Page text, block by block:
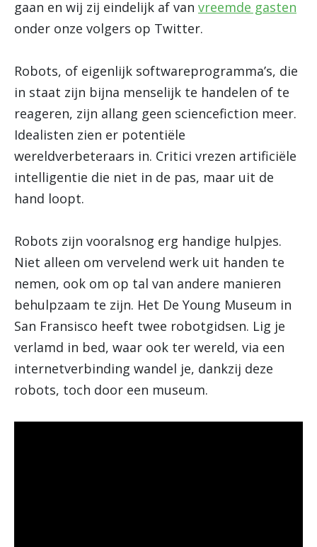
gaan en wij zij eindelijk af van vreemde gasten
onder onze volgers op Twitter.
Robots, of eigenlijk softwareprogramma’s, die
in staat zijn bijna menselijk te handelen of te
reageren, zijn allang geen sciencefiction meer.
Idealisten zien er potentiële
wereldverbeteraars in. Critici vrezen artificiële
intelligentie die niet in de pas, maar uit de
hand loopt.
Robots zijn vooralsnog erg handige hulpjes.
Niet alleen om vervelend werk uit handen te
nemen, ook om op tal van andere manieren
behulpzaam te zijn. Het De Young Museum in
San Fransisco heeft twee robotgidsen. Lig je
verlamd in bed, waar ook ter wereld, via een
internetverbinding wandel je, dankzij deze
robots, toch door een museum.